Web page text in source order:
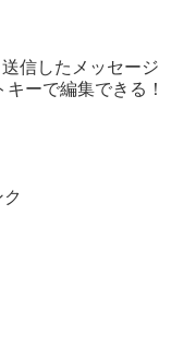
送信したメッセージ
ーで編集できる！